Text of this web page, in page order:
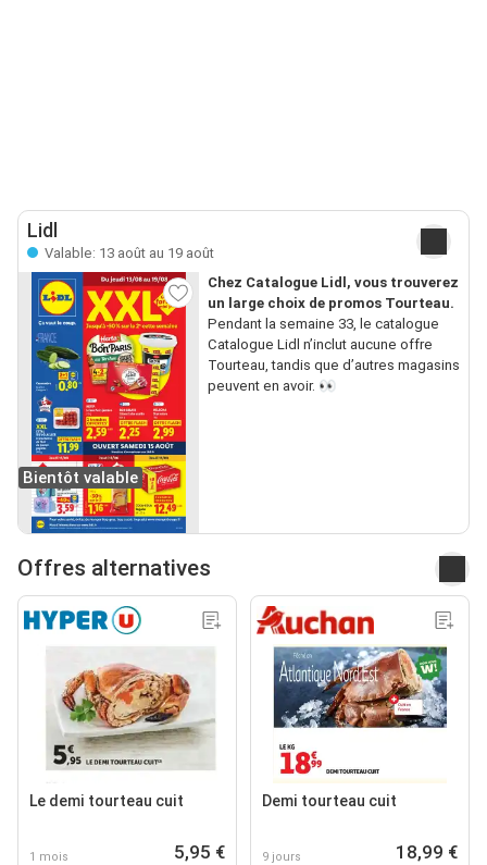
Lidl
Valable: 13 août au 19 août
Bientôt valable
Chez Catalogue Lidl, vous trouverez
un large choix de promos Tourteau.
Pendant la semaine 33, le catalogue
Catalogue Lidl n’inclut aucune offre
Tourteau, tandis que d’autres magasins
peuvent en avoir. 👀
Offres alternatives
Le demi tourteau cuit
1 mois 5,95 €
Demi tourteau cuit
9 jours 18,99 €